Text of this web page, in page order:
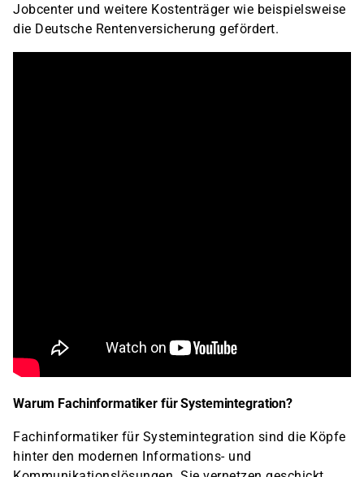
Jobcenter und weitere Kostenträger wie beispielsweise
die Deutsche Rentenversicherung gefördert.
Warum Fachinformatiker für Systemintegration?
Fachinformatiker für Systemintegration sind die Köpfe
hinter den modernen Informations- und